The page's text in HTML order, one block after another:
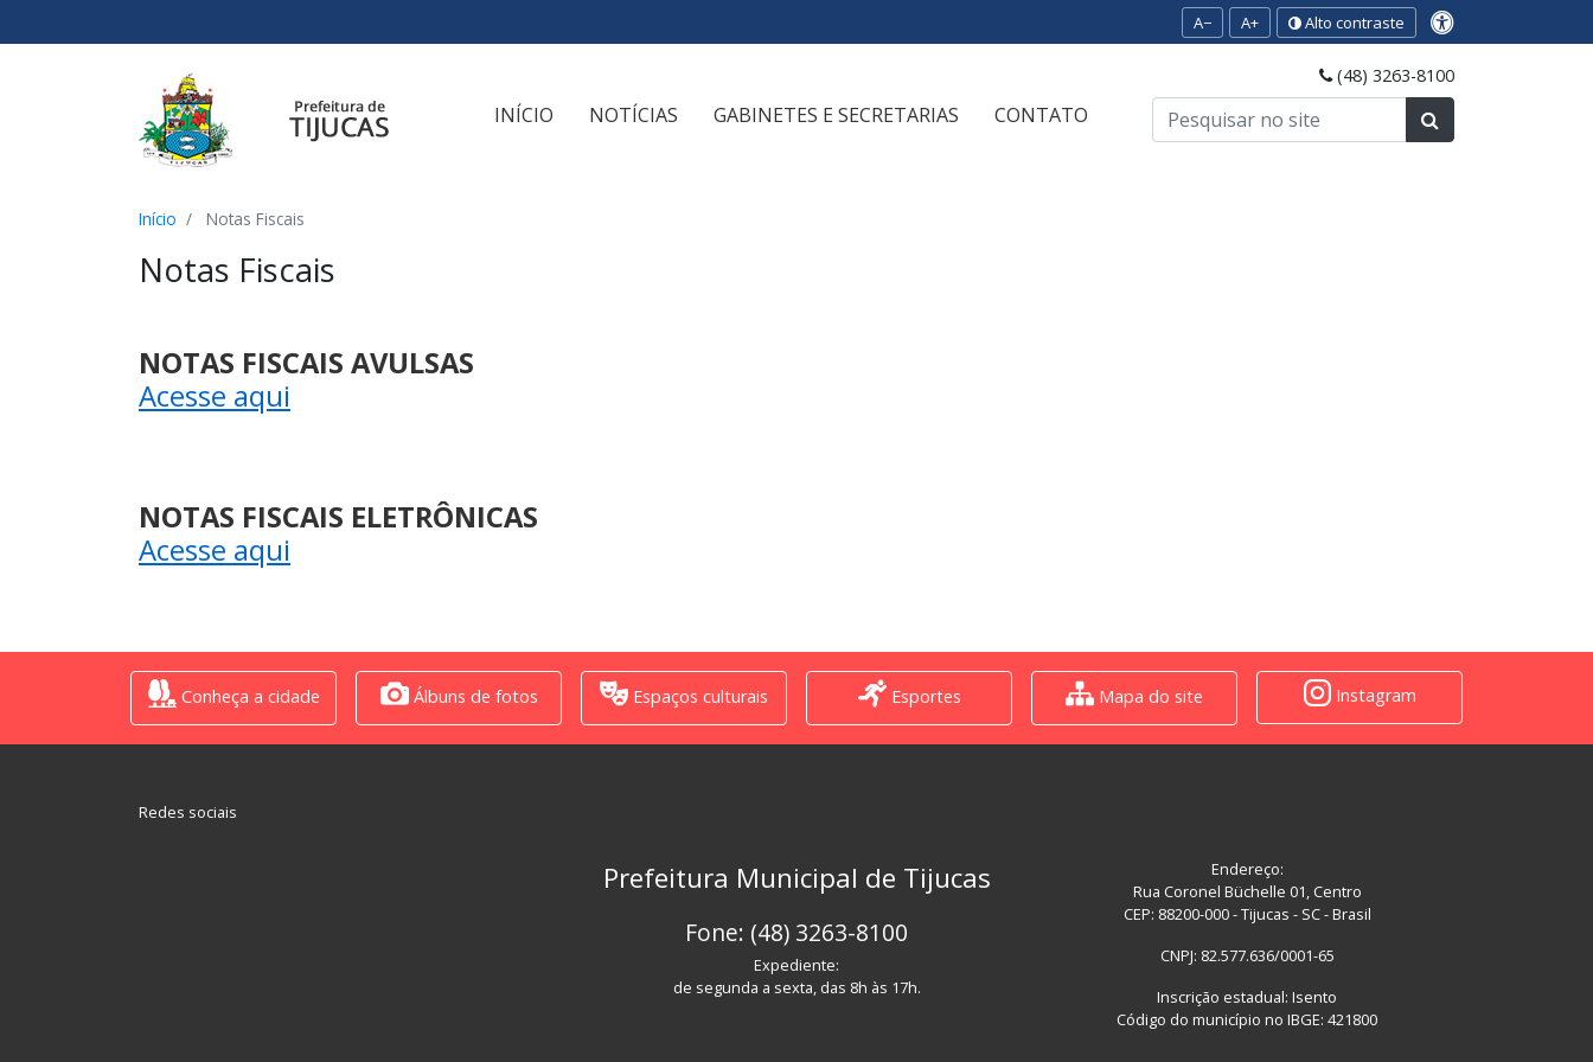
A− A+ Alto contraste
INÍCIO NOTÍCIAS GABINETES E SECRETARIAS CONTATO
(48) 3263-8100
Início Notas Fiscais
Notas Fiscais
NOTAS FISCAIS AVULSAS
Acesse aqui
NOTAS FISCAIS ELETRÔNICAS
Acesse aqui
Conheça a cidade Álbuns de fotos Espaços culturais Esportes Mapa do site Instagram
Redes sociais
Prefeitura Municipal de Tijucas
Fone: (48) 3263-8100
Expediente:
de segunda a sexta, das 8h às 17h.
Endereço:
Rua Coronel Büchelle 01, Centro
CEP: 88200-000 - Tijucas - SC - Brasil
CNPJ: 82.577.636/0001-65
Inscrição estadual: Isento
Código do município no IBGE: 421800